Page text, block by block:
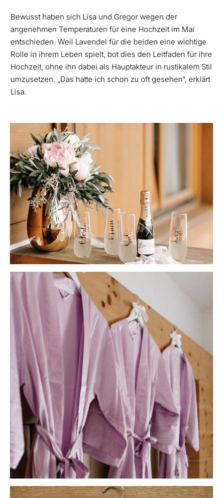
Bewusst haben sich Lisa und Gregor wegen der
angenehmen Temperaturen für eine Hochzeit im Mai
entschieden. Weil Lavendel für die beiden eine wichtige
Rolle in ihrem Leben spielt, bot dies den Leitfaden für ihre
Hochzeit, ohne ihn dabei als Hauptakteur in rustikalem Stil
umzusetzen. „Das hatte ich schon zu oft gesehen“, erklärt
Lisa.